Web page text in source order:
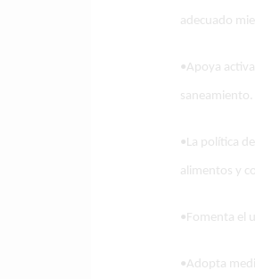
adecuado
•Apoya
saneamiento.
•La política
alimentos y
•Fomenta el
•Adopta